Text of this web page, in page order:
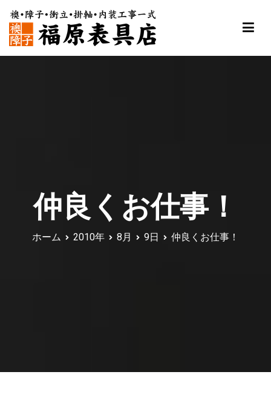
福原表具店
仲良くお仕事！
ホーム 2010年 8月 9日 仲良くお仕事！